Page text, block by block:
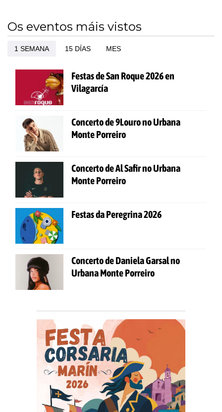
Os eventos máis vistos
1 SEMANA 15 DÍAS MES
Festas de San Roque 2026 en
Vilagarcía
Concerto de 9Louro no Urbana
Monte Porreiro
Concerto de Al Safir no Urbana
Monte Porreiro
Festas da Peregrina 2026
Concerto de Daniela Garsal no
Urbana Monte Porreiro